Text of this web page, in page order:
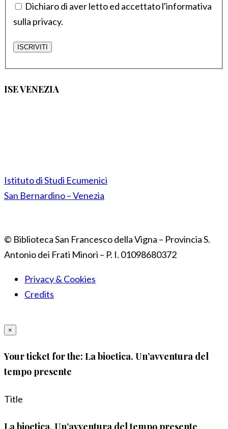
Dichiaro di aver letto ed accettato l'informativa
sulla privacy.
ISE VENEZIA
Istituto di Studi Ecumenici
San Bernardino – Venezia
© Biblioteca San Francesco della Vigna – Provincia S.
Antonio dei Frati Minori – P. I. 01098680372
Privacy & Cookies
Credits
×
Your ticket for the: La bioetica. Un’avventura del
tempo presente
Title
La bioetica. Un’avventura del tempo presente